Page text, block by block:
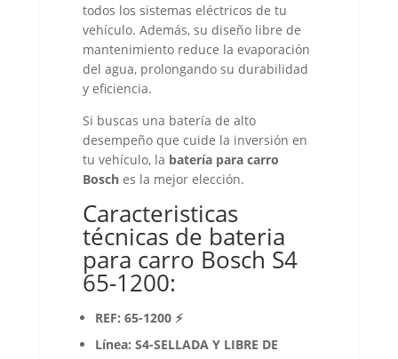
todos los sistemas eléctricos de tu
vehículo. Además, su diseño libre de
mantenimiento reduce la evaporación
del agua, prolongando su durabilidad
y eficiencia.
Si buscas una batería de alto
desempeño que cuide la inversión en
tu vehículo, la batería para carro
Bosches la mejor elección.
Caracteristicas
técnicas de bateria
para carro Bosch S4
65-1200:
REF: 65-1200 ⚡
Línea: S4-SELLADA Y LIBRE DE